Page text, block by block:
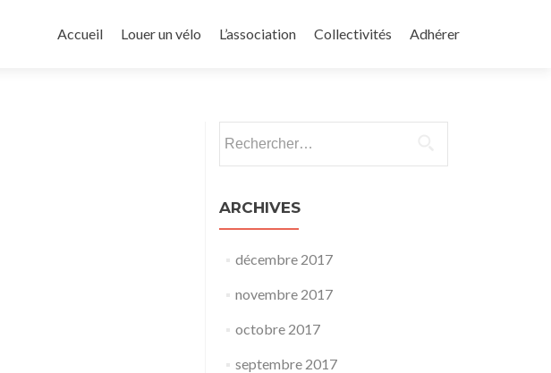
au
Accueil Louer un vélo L’association Collectivités Adhérer
ARCHIVES
décembre 2017
novembre 2017
octobre 2017
septembre 2017